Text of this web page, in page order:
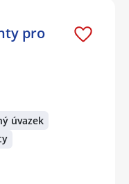
pro
úvazek